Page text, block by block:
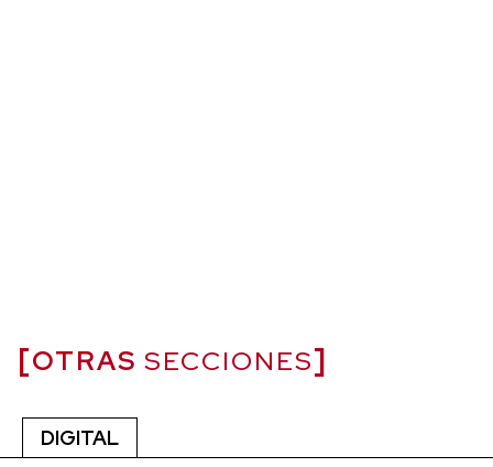
OTRAS SECCIONES
DIGITAL